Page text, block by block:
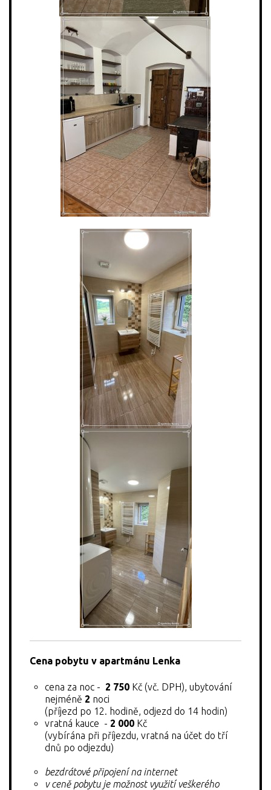
Cena pobytu v apartmánu Lenka
cena za noc - 2 750 Kč (vč. DPH), ubytování
nejméně 2 noci
(příjezd po 12. hodině, odjezd do 14 hodin)
vratná kauce - 2 000 Kč
(vybírána při příjezdu, vratná na účet do tří
dnů po odjezdu)
bezdrátové připojení na internet
v ceně pobytu je možnost využití veškerého